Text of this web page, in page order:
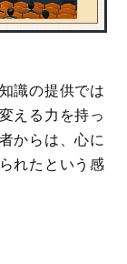
識の提供では
える力を持っ
からは、心に
れたという感